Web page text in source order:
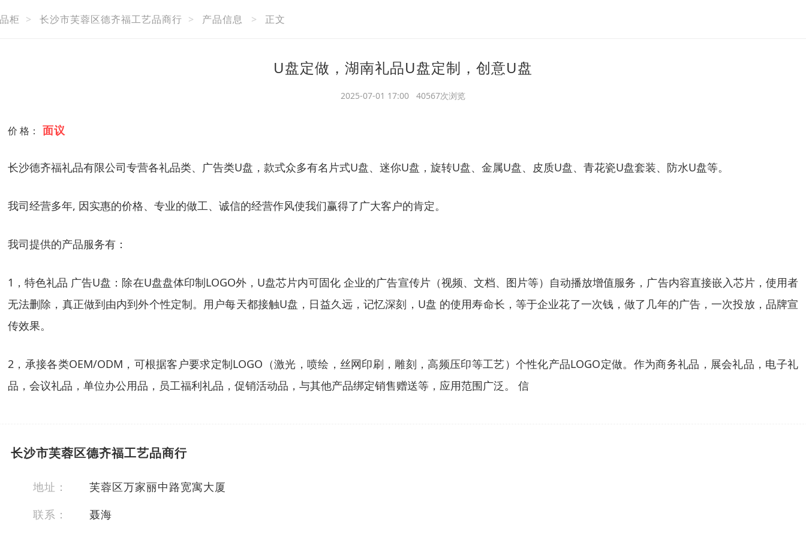
柜 > 长沙市芙蓉区德齐福工艺品商行 > 产品信息 > 正文
U盘定做，湖南礼品U盘定制，创意U盘
2025-07-01 17:00 40567次浏览
价 格： 面议
长沙德齐福礼品有限公司专营各礼品类、广告类U盘，款式众多有名片式U盘、迷你U盘，旋转U盘、金属U盘、皮质U盘、青花瓷U盘套装、防水U盘等。
我司经营多年, 因实惠的价格、专业的做工、诚信的经营作风使我们赢得了广大客户的肯定。
我司提供的产品服务有：
1，特色礼品 广告U盘：除在U盘盘体印制LOGO外，U盘芯片内可固化 企业的广告宣传片（视频、文档、图片等）自动播放增值服务，广告内容直接嵌入芯片，使用者
无法删除，真正做到由内到外个性定制。用户每天都接触U盘，日益久远，记忆深刻，U盘 的使用寿命长，等于企业花了一次钱，做了几年的广告，一次投放，品牌宣
传效果。
2，承接各类OEM/ODM，可根据客户要求定制LOGO（激光，喷绘，丝网印刷，雕刻，高频压印等工艺）个性化产品LOGO定做。作为商务礼品，展会礼品，电子礼
品，会议礼品，单位办公用品，员工福利礼品，促销活动品，与其他产品绑定销售赠送等，应用范围广泛。 信
长沙市芙蓉区德齐福工艺品商行
地址：
芙蓉区万家丽中路宽寓大厦
联系：
聂海